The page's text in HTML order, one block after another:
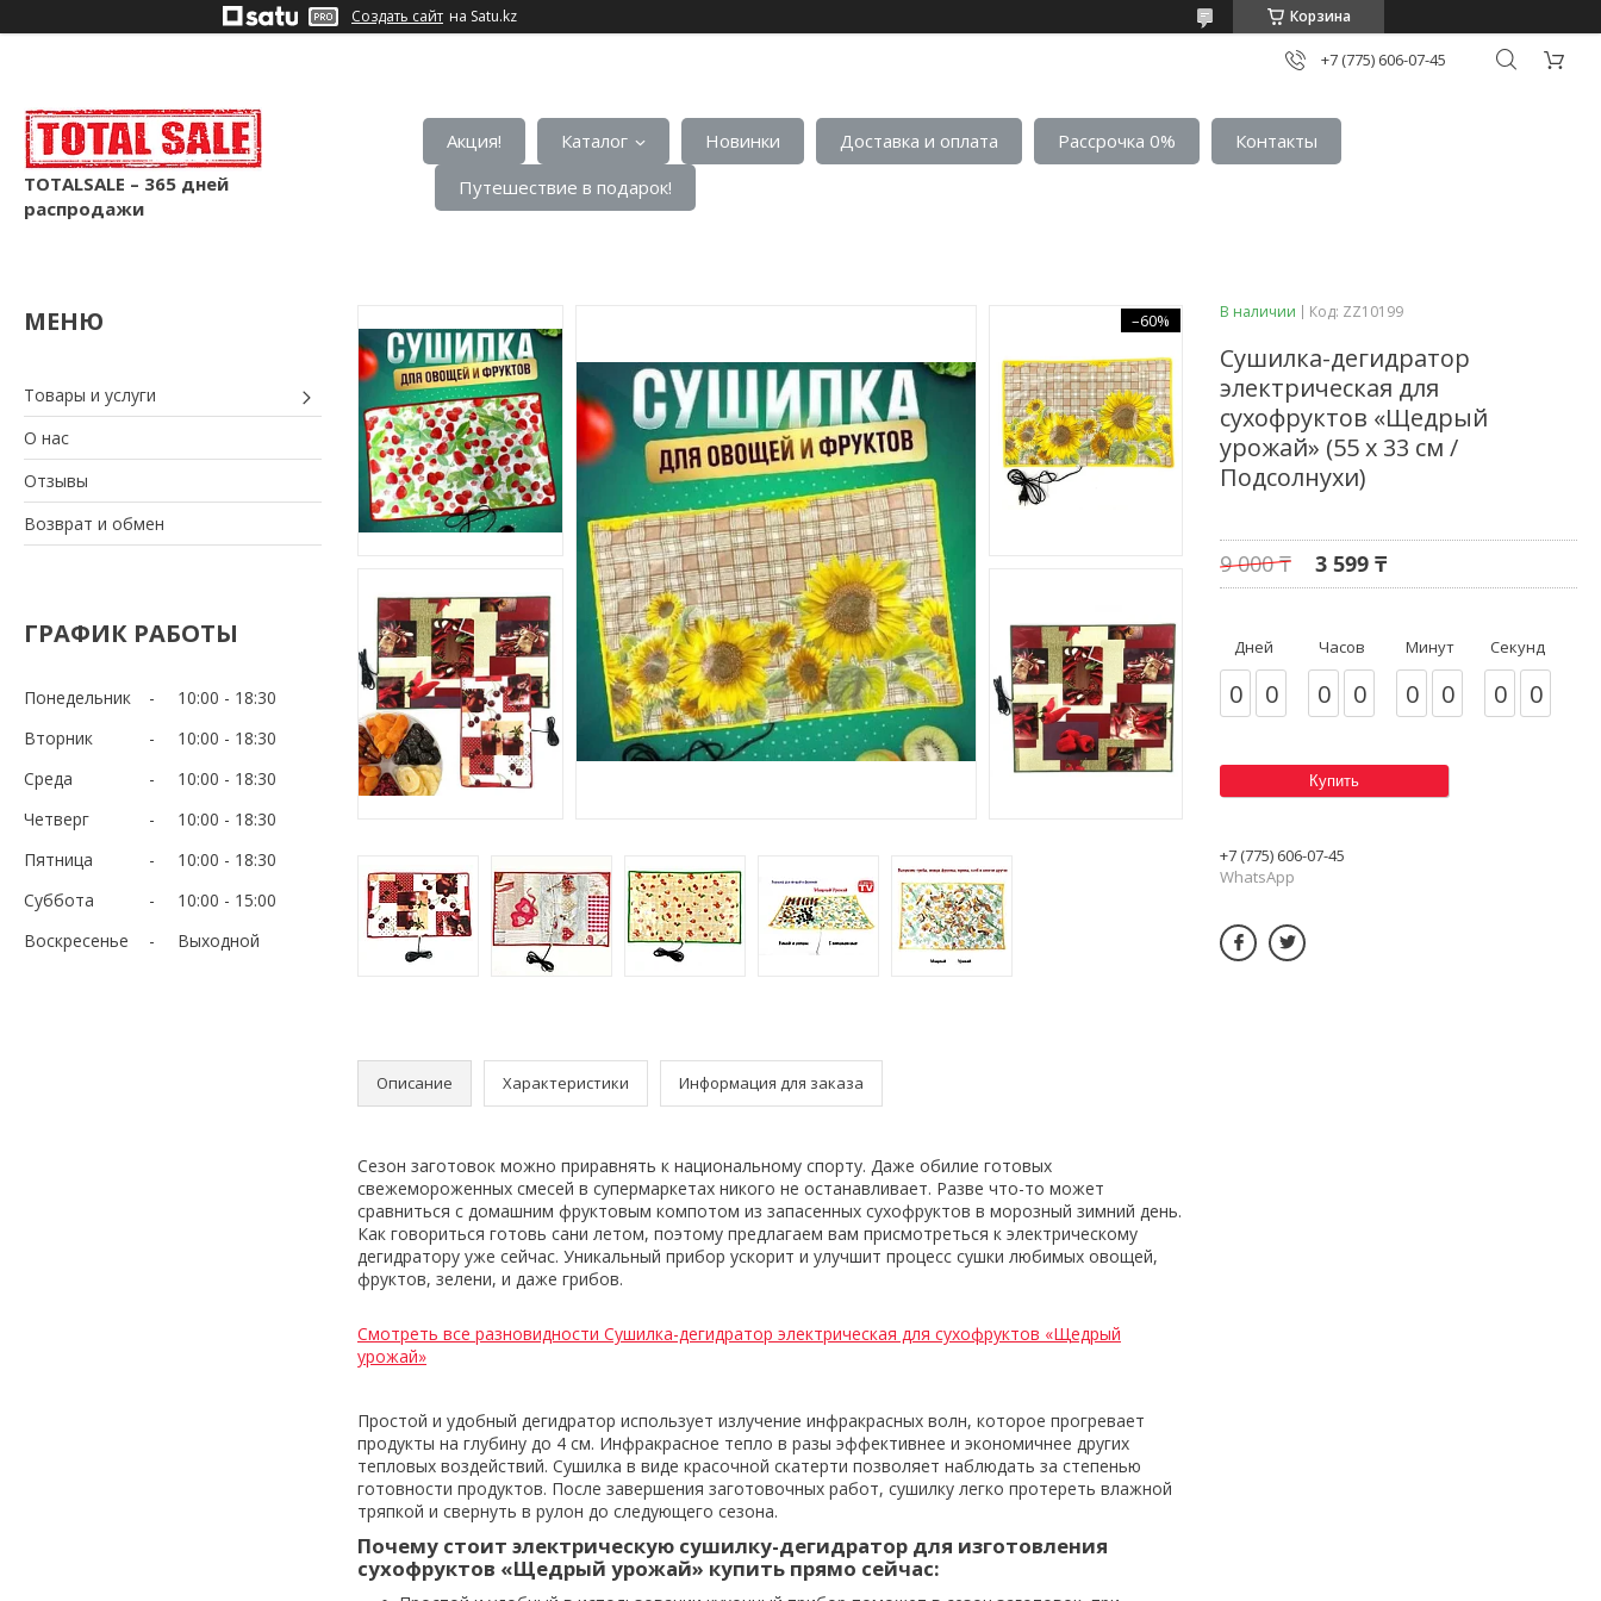
Создать сайт на Satu.kz Корзина
+7 (775) 606-07-45
TOTALSALE – 365 дней
распродажи
Акция! Каталог Новинки Доставка и оплата Рассрочка 0%
Контакты
Путешествие в подарок!
Товары и услуги
О нас
Отзывы
Возврат и обмен
ГРАФИК РАБОТЫ
Понедельник 10:00
18:30
Вторник
10:00
18:30
Среда
10:00
18:30
Четверг
10:00
18:30
Пятница
10:00
18:30
Суббота
10:00
15:00
Воскресенье
Выходной
–60%
Описание Характеристики Информация для заказа
Сезон заготовок можно приравнять к национальному спорту. Даже обилие готовых
свежемороженных смесей в супермаркетах никого не останавливает. Разве что-то может
сравниться с домашним фруктовым компотом из запасенных сухофруктов в морозный зимний день.
Как говориться готовь сани летом, поэтому предлагаем вам присмотреться к электрическому
дегидратору уже сейчас. Уникальный прибор ускорит и улучшит процесс сушки любимых овощей,
фруктов, зелени, и даже грибов.
Смотреть все разновидности Сушилка-дегидратор электрическая для сухофруктов «Щедрый
урожай»
Простой и удобный дегидратор использует излучение инфракрасных волн, которое прогревает
продукты на глубину до 4 см. Инфракрасное тепло в разы эффективнее и экономичнее других
тепловых воздействий. Сушилка в виде красочной скатерти позволяет наблюдать за степенью
готовности продуктов. После завершения заготовочных работ, сушилку легко протереть влажной
тряпкой и свернуть в рулон до следующего сезона.
Почему стоит электрическую сушилку-дегидратор для изготовления
сухофруктов «Щедрый урожай» купить прямо сейчас:
В наличии Код: ZZ10199
Сушилка-дегидратор
электрическая для
сухофруктов «Щедрый
урожай» (55 х 33 см /
Подсолнухи)
9 000 ₸ 3 599 ₸
Дней
0 0
Часов
0 0
Минут
0 0
Секунд
0 0
Купить
+7 (775) 606-07-45
WhatsApp